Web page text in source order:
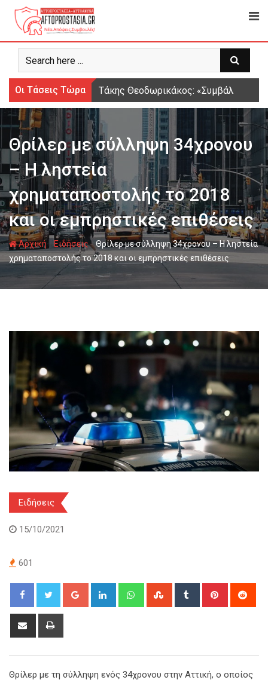
Ψάχνω
για...
Οι Τάσεις Τώρα Τάκης Θεοδωρικάκος: «Συμβάλλουμε
Θρίλερ με σύλληψη 34χρονου
– Η ληστεία
χρηματαποστολής το 2018
και οι εμπρηστικές επιθέσεις
Αρχική-Ειδήσεις-Θρίλερ με σύλληψη 34χρονου – Η ληστεία
χρηματαποστολής το 2018 και οι εμπρηστικές επιθέσεις
Ειδήσεις
15/10/2021
601
Google+ LinkedIn WhatsappStumbleUpon
Tumblr Pinterest
Share
Θρίλερ με τη σύλληψη ενός 34χρονου στην Αττική, ο οποίος